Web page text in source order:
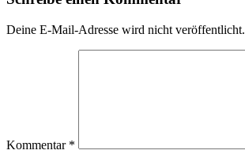
Deine E-Mail-Adresse wird nicht veröffentlicht.
Kommentar *